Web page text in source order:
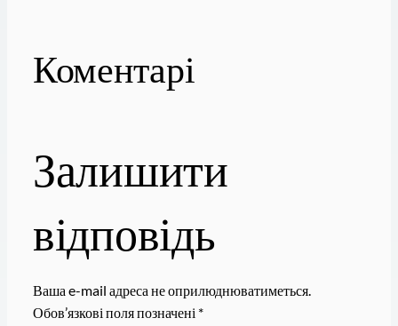
Коментарі
Залишити
відповідь
Ваша e-mail адреса не оприлюднюватиметься.
Обов’язкові поля позначені *